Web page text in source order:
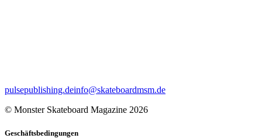
pulsepublishing.deinfo@skateboardmsm.de
© Monster Skateboard Magazine 2026
Geschäftsbedingungen